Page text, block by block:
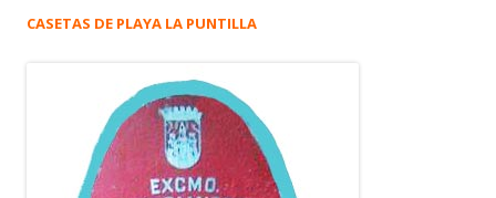
CASETAS DE PLAYA LA PUNTILLA